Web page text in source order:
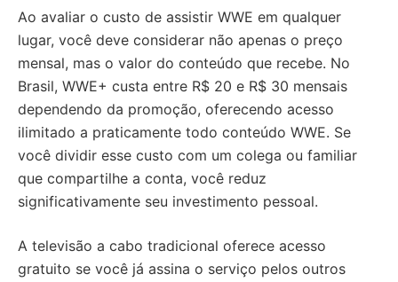
Ao avaliar o custo de assistir WWE em qualquer
lugar, você deve considerar não apenas o preço
mensal, mas o valor do conteúdo que recebe. No
Brasil, WWE+ custa entre R$ 20 e R$ 30 mensais
dependendo da promoção, oferecendo acesso
ilimitado a praticamente todo conteúdo WWE. Se
você dividir esse custo com um colega ou familiar
que compartilhe a conta, você reduz
significativamente seu investimento pessoal.
A televisão a cabo tradicional oferece acesso
gratuito se você já assina o serviço pelos outros